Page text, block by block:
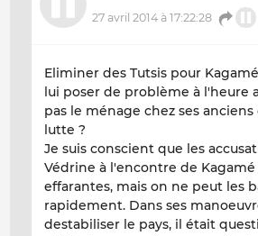
27 avril 2014 à 17:22:28
Eliminer des Tutsis pour
lui poser de problème à l'heure
pas le ménage chez ses
lutte ?
Je suis conscient que les
Védrine à l'encontre de
effarantes, mais on ne peut les
rapidement. Dans ses
destabiliser le pays, il était